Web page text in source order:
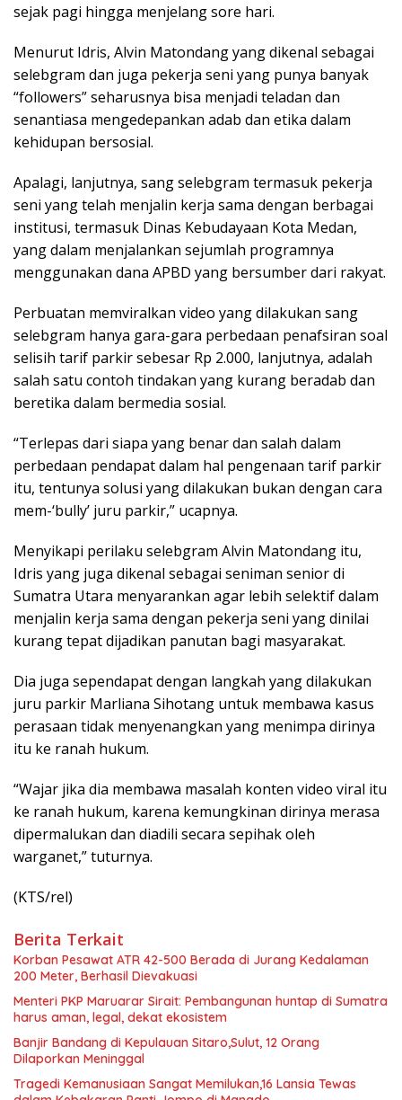
sejak pagi hingga menjelang sore hari.
Menurut Idris, Alvin Matondang yang dikenal sebagai
selebgram dan juga pekerja seni yang punya banyak
“followers” seharusnya bisa menjadi teladan dan
senantiasa mengedepankan adab dan etika dalam
kehidupan bersosial.
Apalagi, lanjutnya, sang selebgram termasuk pekerja
seni yang telah menjalin kerja sama dengan berbagai
institusi, termasuk Dinas Kebudayaan Kota Medan,
yang dalam menjalankan sejumlah programnya
menggunakan dana APBD yang bersumber dari rakyat.
Perbuatan memviralkan video yang dilakukan sang
selebgram hanya gara-gara perbedaan penafsiran soal
selisih tarif parkir sebesar Rp 2.000, lanjutnya, adalah
salah satu contoh tindakan yang kurang beradab dan
beretika dalam bermedia sosial.
“Terlepas dari siapa yang benar dan salah dalam
perbedaan pendapat dalam hal pengenaan tarif parkir
itu, tentunya solusi yang dilakukan bukan dengan cara
mem-‘bully’ juru parkir,” ucapnya.
Menyikapi perilaku selebgram Alvin Matondang itu,
Idris yang juga dikenal sebagai seniman senior di
Sumatra Utara menyarankan agar lebih selektif dalam
menjalin kerja sama dengan pekerja seni yang dinilai
kurang tepat dijadikan panutan bagi masyarakat.
Dia juga sependapat dengan langkah yang dilakukan
juru parkir Marliana Sihotang untuk membawa kasus
perasaan tidak menyenangkan yang menimpa dirinya
itu ke ranah hukum.
“Wajar jika dia membawa masalah konten video viral itu
ke ranah hukum, karena kemungkinan dirinya merasa
dipermalukan dan diadili secara sepihak oleh
warganet,” tuturnya.
(KTS/rel)
Berita Terkait
Korban Pesawat ATR 42-500 Berada di Jurang Kedalaman
200 Meter, Berhasil Dievakuasi
Menteri PKP Maruarar Sirait: Pembangunan huntap di Sumatra
harus aman, legal, dekat ekosistem
Banjir Bandang di Kepulauan Sitaro,Sulut, 12 Orang
Dilaporkan Meninggal
Tragedi Kemanusiaan Sangat Memilukan,16 Lansia Tewas